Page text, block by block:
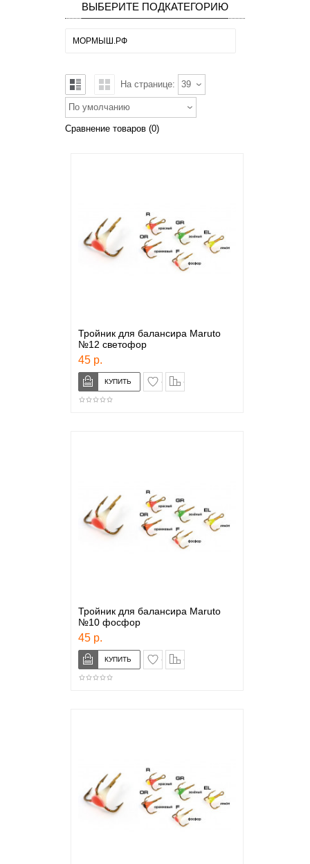
ВЫБЕРИТЕ ПОДКАТЕГОРИЮ
МОРМЫШ.РФ
На странице: 39
По умолчанию
Сравнение товаров (0)
Тройник для балансира Maruto
№12 светофор
45 р.
в закладки
Тройник для балансира Maruto
№10 фосфор
45 р.
в закладки